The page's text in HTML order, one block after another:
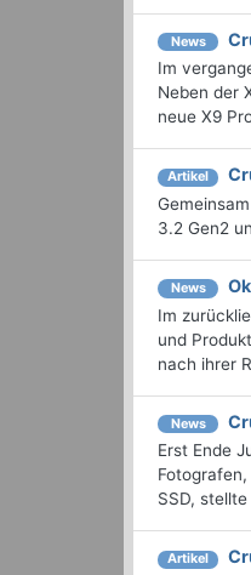
News
Im
Neben der
neue X9
Artikel
3.2 Gen2
News
Im
und
nach ihrer
News
Erst Ende
SSD,
Artikel